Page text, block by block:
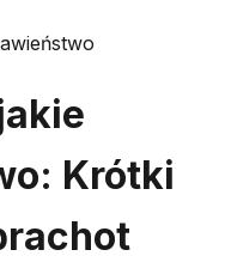
Krótki